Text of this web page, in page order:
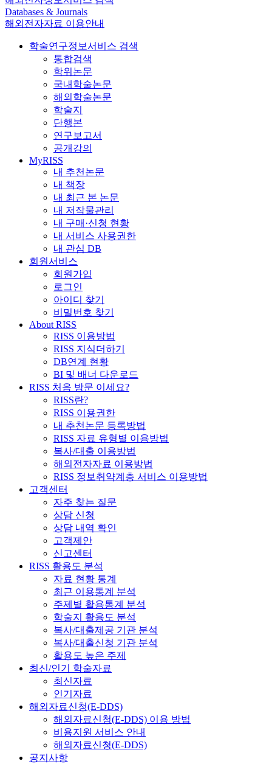
Databases & Journals
해외전자자료 이용안내
학술연구정보서비스 검색
통합검색
학위논문
국내학술논문
해외학술논문
학술지
단행본
연구보고서
공개강의
MyRISS
내 추천논문
내 책장
내 최근 본 논문
내 저작물관리
내 구매·신청 현황
내 서비스 사용권한
내 관심 DB
회원서비스
회원가입
로그인
아이디 찾기
비밀번호 찾기
About RISS
RISS 이용방법
RISS 지식더하기
DB연계 현황
BI 및 배너 다운로드
RISS 처음 방문 이세요?
RISS란?
RISS 이용권한
내 추천논문 등록방법
RISS 자료 유형별 이용방법
복사/대출 이용방법
해외전자자료 이용방법
RISS 정보취약계층 서비스 이용방법
고객센터
자주 찾는 질문
상담 신청
상담 내역 확인
고객제안
신고센터
RISS 활용도 분석
자료 현황 통계
최근 이용통계 분석
주제별 활용통계 분석
학술지 활용도 분석
복사/대출제공 기관 분석
복사/대출신청 기관 분석
활용도 높은 주제
최신/인기 학술자료
최신자료
인기자료
해외자료신청(E-DDS)
해외자료신청(E-DDS) 이용 방법
비용지원 서비스 안내
해외자료신청(E-DDS)
공지사항